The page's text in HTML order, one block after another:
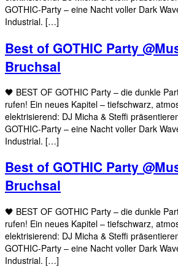
GOTHIC-Party – eine Nacht voller Dark
Industrial. […]
Best of GOTHIC Party
Bruchsal
🖤 BEST OF GOTHIC Party – die dunkle
rufen! Ein neues Kapitel – tiefschwarz,
elektrisierend: DJ Micha & Steffi
GOTHIC-Party – eine Nacht voller Dark
Industrial. […]
Best of GOTHIC Party
Bruchsal
🖤 BEST OF GOTHIC Party – die dunkle
rufen! Ein neues Kapitel – tiefschwarz,
elektrisierend: DJ Micha & Steffi
GOTHIC-Party – eine Nacht voller Dark
Industrial. […]